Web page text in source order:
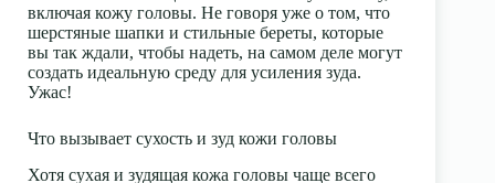
включая кожу головы. Не говоря уже о том, что
шерстяные шапки и стильные береты, которые
вы так ждали, чтобы надеть, на самом деле могут
создать идеальную среду для усиления зуда.
Ужас!
Что вызывает сухость и зуд кожи головы
Хотя сухая и зудящая кожа головы чаще всего